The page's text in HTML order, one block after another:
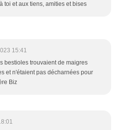
toi et aux tiens, amities et bises
15:41
bestioles trouvaient de maigres
et n'étaient pas décharnées pour
Biz